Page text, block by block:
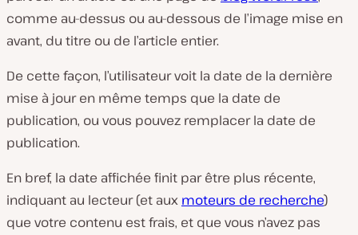
comme au-dessus ou au-dessous de l’image mise en
avant, du titre ou de l’article entier.
De cette façon, l’utilisateur voit la date de la dernière
mise à jour en même temps que la date de
publication, ou vous pouvez remplacer la date de
publication.
En bref, la date affichée finit par être plus récente,
indiquant au lecteur (et aux moteurs de recherche)
que votre contenu est frais, et que vous n’avez pas